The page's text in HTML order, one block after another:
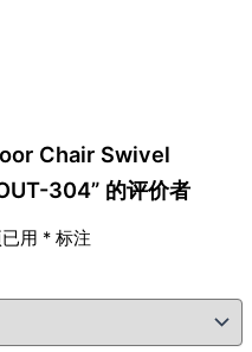
Chair Swivel
304” 的评价者
用 * 标注